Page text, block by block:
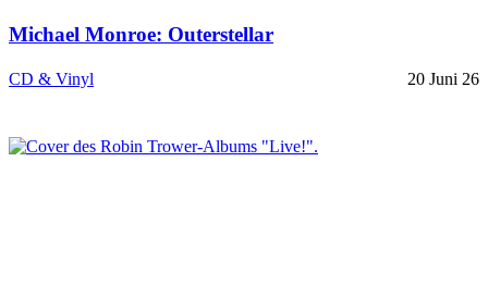
Michael Monroe: Outerstellar
CD & Vinyl 20 Juni 26